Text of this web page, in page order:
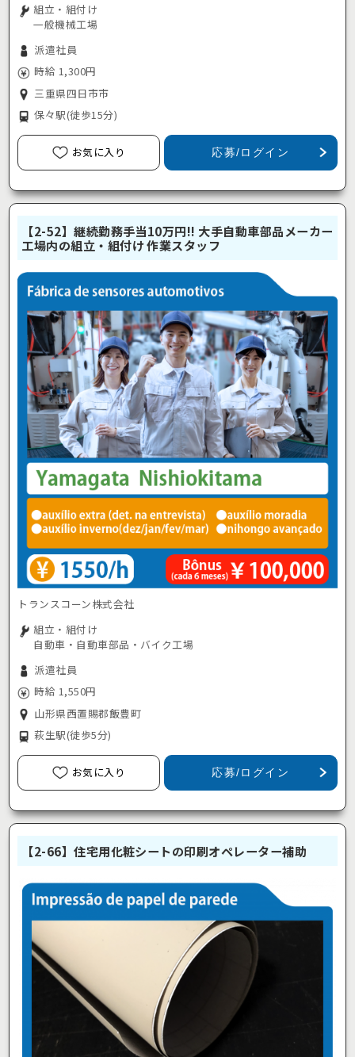
組立・組付け
一般機械工場
派遣社員
時給 1,300円
三重県四日市市
保々駅(徒歩15分)
お気に入り 応募/ログイン
【2-52】継続勤務手当10万円!! 大手自動車部品メーカー
工場内の組立・組付け 作業スタッフ
トランスコーン株式会社
組立・組付け
自動車・自動車部品・バイク工場
派遣社員
時給 1,550円
山形県西置賜郡飯豊町
萩生駅(徒歩5分)
お気に入り 応募/ログイン
【2-66】住宅用化粧シートの印刷オペレーター補助